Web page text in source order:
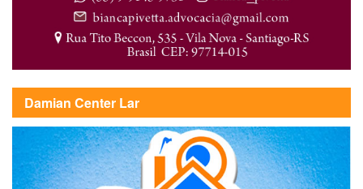
Damian Center Lar